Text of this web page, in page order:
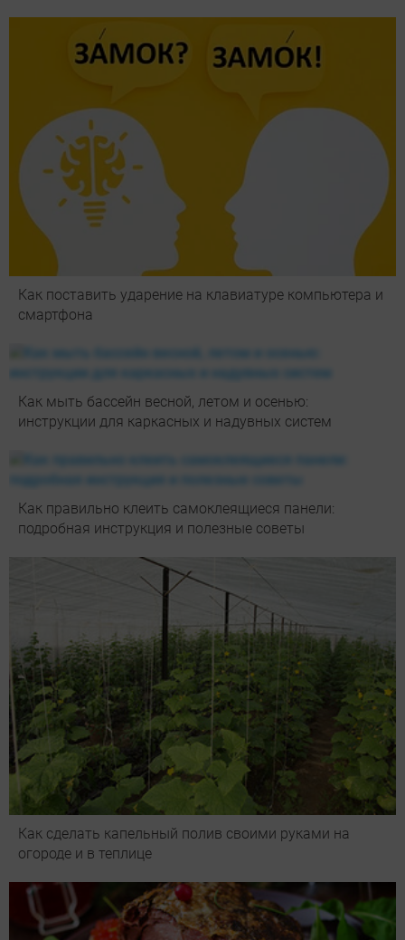
Как поставить ударение на клавиатуре компьютера и
смартфона
Как мыть бассейн весной, летом и осенью:
инструкции для каркасных и надувных систем
Как правильно клеить самоклеящиеся панели:
подробная инструкция и полезные советы
Как сделать капельный полив своими руками на
огороде и в теплице